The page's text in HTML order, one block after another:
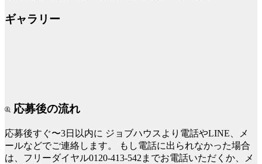
ギャラリー
応募後の流れ
応募後すぐ〜3日以内に ジョブハウスより電話やLINE、メ
ールなどでご連絡します。
もし電話に出られなかった場合
は、フリーダイヤル0120-413-542までお電話いただくか、メ